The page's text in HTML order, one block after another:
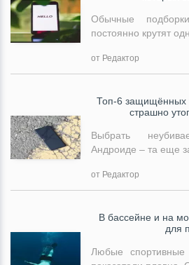
Обычные
постоянно крутят
от Редактор
Топ-6 защищённых
страшно
Выбрать
Андроиде – та еще
от Редактор
В бассейне и на
для
Любые спортивные